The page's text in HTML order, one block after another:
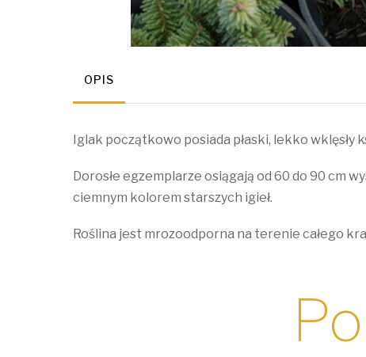
OPIS
Iglak początkowo posiada płaski, lekko wklęsły
Dorosłe egzemplarze osiągają od 60 do 90 cm
ciemnym kolorem starszych igieł.
Roślina jest mrozoodporna na terenie całego